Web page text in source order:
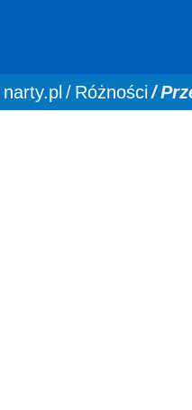
You are here:
narty.pl Różności